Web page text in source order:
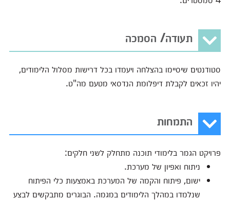
תעודה/ הסמכה
סטודנטים שיסיימו בהצלחה ויעמדו בכל דרישות מסלול הלימודים,
יהיו זכאים לקבלת דיפלומת הנדסאי מטעם מה"ט.
התמחות
פרויקט הגמר בלימודי תוכנה מתחלק לשני חלקים:
ניתוח ואפיון של מערכת.
ישום, פיתוח והקמה של המערכת באמצעות כלי הפיתוח
שנלמדו במהלך הלימודים במגמה. הבוגרים מתבקשים לבצע